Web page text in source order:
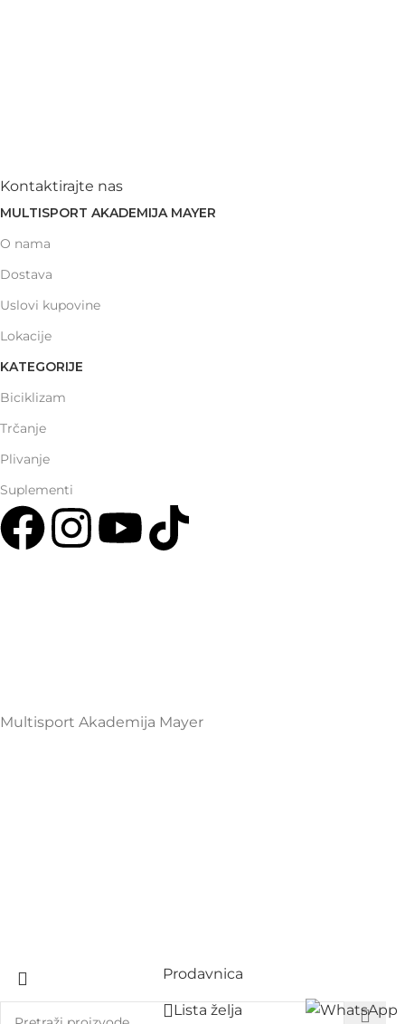
Kontaktirajte nas
MULTISPORT AKADEMIJA MAYER
O nama
Dostava
Uslovi kupovine
Lokacije
KATEGORIJE
Biciklizam
Trčanje
Plivanje
Suplementi
Multisport Akademija Mayer
Prodavnica
Lista želja